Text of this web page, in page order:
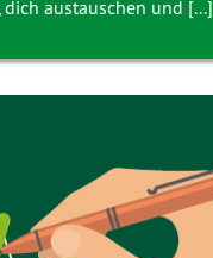
austauschen und [...]